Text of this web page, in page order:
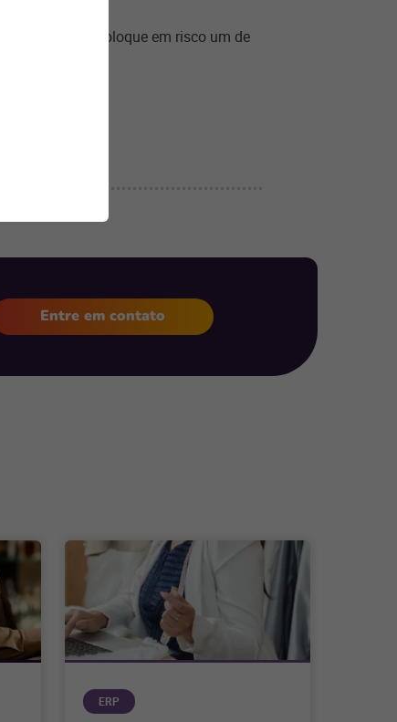
mas não coloque em risco um de
Entre em contato
ERP